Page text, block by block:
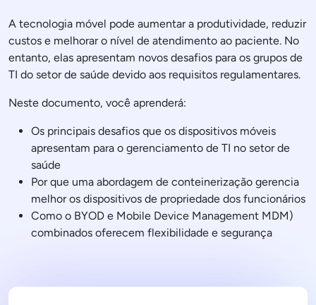
A tecnologia móvel pode aumentar a produtividade, reduzir
custos e melhorar o nível de atendimento ao paciente. No
entanto, elas apresentam novos desafios para os grupos de
TI do setor de saúde devido aos requisitos regulamentares.
Neste documento, você aprenderá:
Os principais desafios que os dispositivos móveis
apresentam para o gerenciamento de TI no setor de
saúde
Por que uma abordagem de conteinerização gerencia
melhor os dispositivos de propriedade dos funcionários
Como o BYOD e Mobile Device Management MDM)
combinados oferecem flexibilidade e segurança